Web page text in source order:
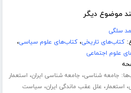
موضوع دیگر
سلگی
کتاب‌های تاریخی،کتاب‌های علوم سیاسی،
علوم اجتماعی
جامعه شناسی، جامعه شناسی ایران، استعمار
، استعمار، علل عقب ماندگی ایران، سیاست